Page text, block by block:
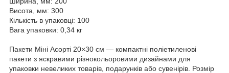
Висота, мм: 300
Кількість в упаковці: 100
Вага упаковки: 0,34 кг
Пакети Міні Асорті 20×30 см — компактні поліетиленові
пакети з яскравими різнокольоровими дизайнами для
упаковки невеликих товарів, подарунків або сувенірів. Розмір